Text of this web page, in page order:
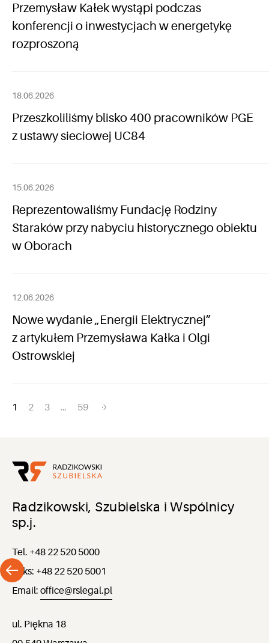
Przemysław Kałek wystąpi podczas
konferencji o inwestycjach w energetykę
rozproszoną
18.06.2026
Przeszkoliliśmy blisko 400 pracowników PGE
z ustawy sieciowej UC84
15.06.2026
Reprezentowaliśmy Fundację Rodziny
Staraków przy nabyciu historycznego obiektu
w Oborach
12.06.2026
Nowe wydanie „Energii Elektrycznej”
z artykułem Przemysława Kałka i Olgi
Ostrowskiej
Nawigacja
1 2 3 … 59
Radzikowski, Szubielska i Wspólnicy
sp.j.
Tel. +48 22 520 5000
Faks: +48 22 520 5001
Email: office@rslegal.pl
ul. Piękna 18